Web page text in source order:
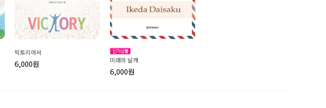
빅토리어서
6,000원 미래의 날개
6,000원